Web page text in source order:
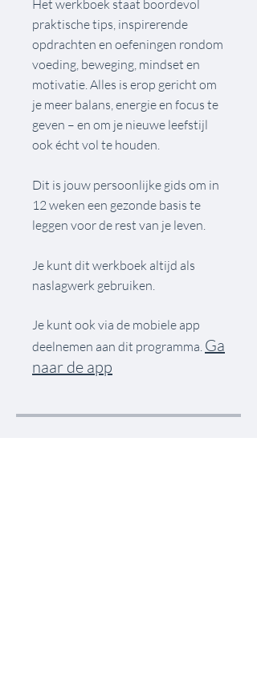
Het werkboek staat boordevol
praktische tips, inspirerende
opdrachten en oefeningen rondom
voeding, beweging, mindset en
motivatie. Alles is erop gericht om
je meer balans, energie en focus te
geven – en om je nieuwe leefstijl
ook écht vol te houden.
Dit is jouw persoonlijke gids om in
12 weken een gezonde basis te
leggen voor de rest van je leven.
Je kunt dit werkboek altijd als
naslagwerk gebruiken.
Je kunt ook via de mobiele app
deelnemen aan dit programma. Ga
naar de app